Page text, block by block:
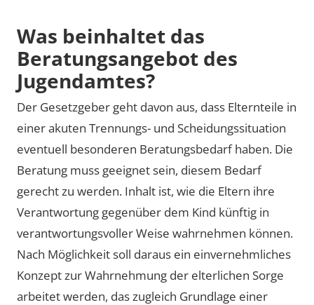
Was beinhaltet das
Beratungsangebot des
Jugendamtes?
Der Gesetzgeber geht davon aus, dass Elternteile in
einer akuten Trennungs- und Scheidungssituation
eventuell besonderen Beratungsbedarf haben. Die
Beratung muss geeignet sein, diesem Bedarf
gerecht zu werden. Inhalt ist, wie die Eltern ihre
Verantwortung gegenüber dem Kind künftig in
verantwortungsvoller Weise wahrnehmen können.
Nach Möglichkeit soll daraus ein einvernehmliches
Konzept zur Wahrnehmung der elterlichen Sorge
arbeitet werden, das zugleich Grundlage einer